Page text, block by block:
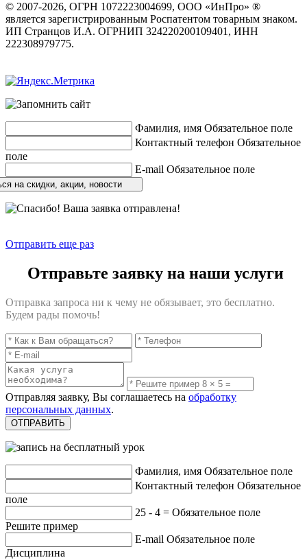
© 2007-2026, ОГРН 1072223004699, ООО «ИнПро» ®
является зарегистрированным Роспатентом товарным знаком.
ИП Странцов И.А. ОГРНИП 324220200109401, ИНН
222308979775.
Фамилия, имя Обязательное поле
Контактный телефон Обязательное
поле
E-mail Обязательное поле
на скидки, акции, новости
Отправить еще раз
Отправьте заявку на наши услуги
Отправка запроса ни к чему не обязывает, это бесплатно.
Будем рады помочь!
Отправляя заявку, Вы соглашаетесь на обработку
персональных данных.
Фамилия, имя Обязательное поле
Контактный телефон Обязательное
поле
25 - 4 = Обязательное поле
Решите пример
E-mail Обязательное поле
Дисциплина